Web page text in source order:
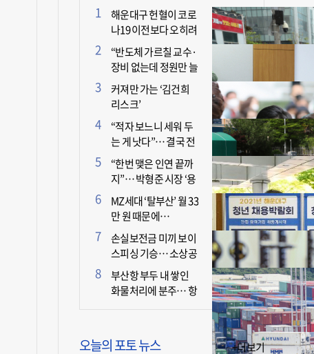
해운대구 헌혈이 코로
나19 이전보다 오히려
더 늘어난 이유는?
“반도체 가르칠 교수·
장비 없는데 정원만 늘
리면 뭐 하나”
커져만 가는 ‘김건희
리스크’
“적자 보느니 세워 두
는 게 낫다”… 결국 전
면 휴업 선언한 택시회
사
“한번 맺은 인연 끝까
지”… 박형준 시장 ‘용
인술’ 주목
MZ세대 ‘탈부산’ 월 33
만 원 때문에…
손실보전금 미끼 보이
스피싱 기승… 소상공
인 두 번 운다
부산항 부두 내 쌓인
화물처리에 분주… 항
오늘의 포토 뉴스 +더보기